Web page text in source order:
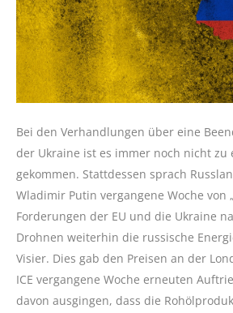
Bei den Verhandlungen über eine
der Ukraine ist es immer noch nicht zu
gekommen. Stattdessen sprach
Wladimir Putin vergangene Woche von
Forderungen der EU und die Ukraine
Drohnen weiterhin die russische
Visier. Dies gab den Preisen an der
ICE vergangene Woche erneuten
davon ausgingen, dass die